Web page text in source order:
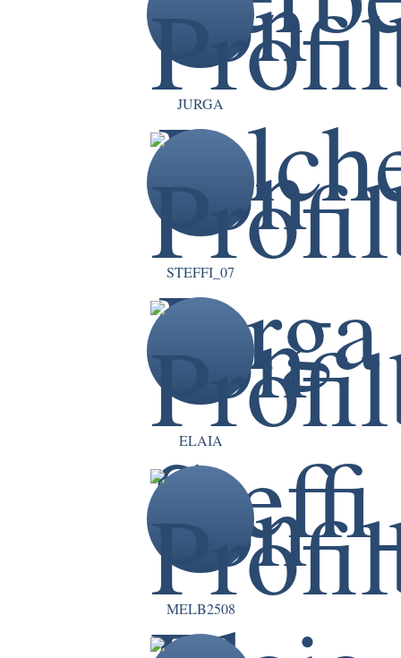
JURGA
STEFFI_07
ELAIA
MELB2508